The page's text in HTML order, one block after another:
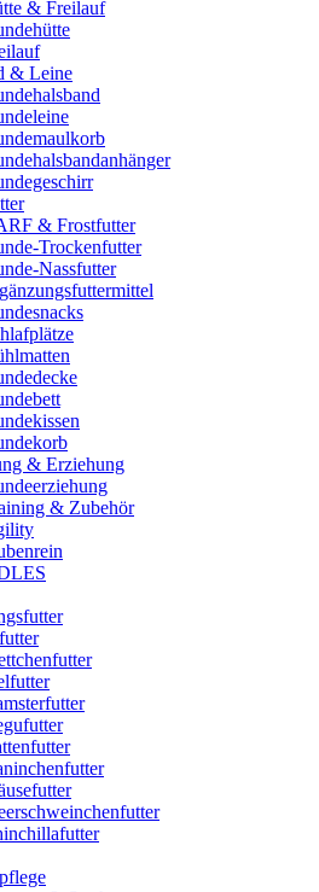
& Freilauf
& Leine
& Frostfutter
Trockenfutter
Nassfutter
& Erziehung
& Zubehör